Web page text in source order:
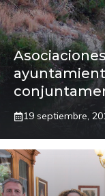
19 septiembre,